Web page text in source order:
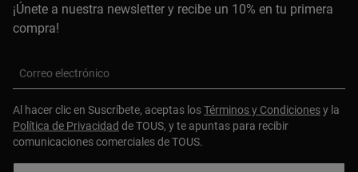
¡Únete a nuestra newsletter y recibe un 10% en tu primera
compra!
Correo electrónico
Al hacer clic en Suscríbete, aceptas losTérminos y Condicionesy la
Política de Privacidad de TOUS, y te apuntas para recibir
comunicaciones comerciales de TOUS.